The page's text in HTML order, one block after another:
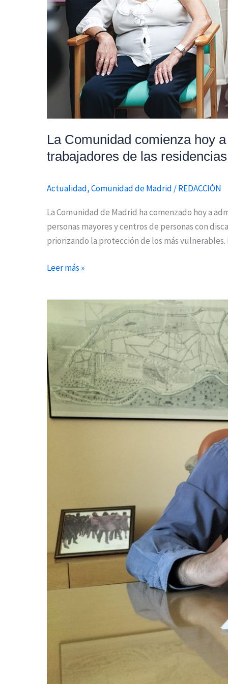
La Comunidad comienza hoy
trabajadores de las residencias
Actualidad,Comunidad de Madrid /REDACCIÓN
La Comunidad de Madrid ha comenzado hoy a
personas mayores y centros de personas con
priorizando la protección de los más vulnerables.
trabajadores
de
las
residencias
Leer más »
Fernando
suspende
sus
actividades
navideñas
previstas
para
esta